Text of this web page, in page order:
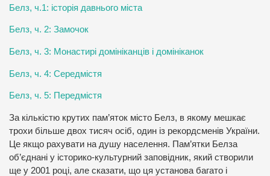
Белз, ч.1: історія давнього міста
Белз, ч. 2: Замочок
Белз, ч. 3: Монастирі домініканців і домініканок
Белз, ч. 4: Середмістя
Белз, ч. 5: Передмістя
За кількістю крутих пам’яток місто Белз, в якому мешкає
трохи більше двох тисяч осіб, один із рекордсменів України.
Це якщо рахувати на душу населення. Пам’ятки Белза
об’єднані у історико-культурний заповідник, який створили
ще у 2001 році, але сказати, що ця установа багато і